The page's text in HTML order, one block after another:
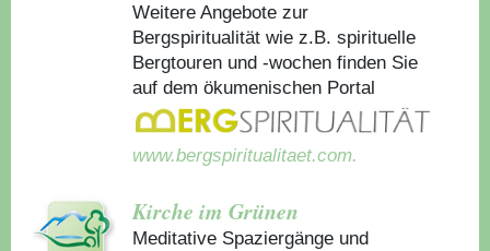
Weitere Angebote zur
Bergspiritualität wie z.B. spirituelle
Bergtouren und -wochen finden Sie
auf dem ökumenischen Portal
www.bergspiritualitaet.com.
Kirche im Grünen
Meditative Spaziergänge und